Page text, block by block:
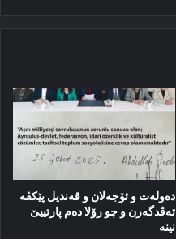
دەولەت و ئۆجەلان و قەندیل پێکڤە
تەڤدگەرن و چو رۆلا دەم پارتییێ
نینە